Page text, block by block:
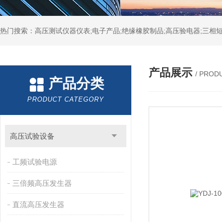
热门搜索：高压测试仪器仪表;电子产品;绝缘橡胶制品;高压验电器;三
产品分类
PRODUCT CATEGORY
高压试验设备
工频试验电源
三倍频高压发生器
直流高压发生器
产品展示 /